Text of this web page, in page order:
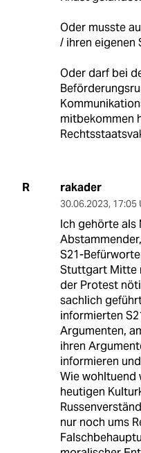
Oder musste
/ ihren eigenen
Oder darf bei
mitbekommen
R rakader
30.06.2023, 17:05
Ich gehörte
S21-
Stuttgart Mitte
der Protest
sachlich
informierten
Argumenten,
ihren
informieren
Wie wohltuend
heutigen
nur noch ums